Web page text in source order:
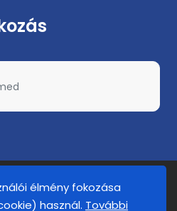
Minden jog fenntartva.
élmény fokozása
használ. További